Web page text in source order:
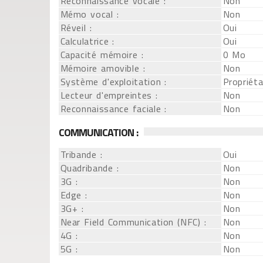
Mémo vocal :
Non
Réveil :
Oui
Calculatrice :
Oui
Capacité mémoire :
0 Mo
Mémoire amovible :
Non
Système d'exploitation :
Lecteur d'empreintes :
Non
Reconnaissance faciale :
Non
COMMUNICATION :
Tribande :
Oui
Quadribande :
Non
3G :
Non
Edge :
Non
3G+ :
Non
Near Field Communication (NFC) :
Non
4G :
Non
5G :
Non